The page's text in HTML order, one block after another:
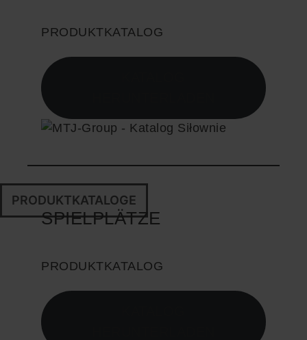
PRODUKTKATALOG
PRODUKTKATALOGE
SPIELPLÄTZE
PRODUKTKATALOG